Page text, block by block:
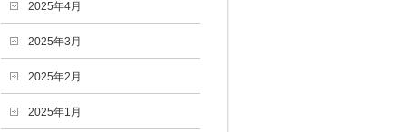
2025年4月
2025年3月
2025年2月
2025年1月